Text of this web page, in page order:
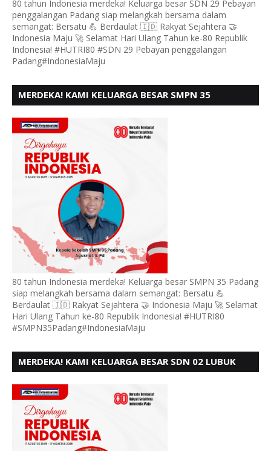
80 tahun Indonesia merdeka! Keluarga besar SDN 29 Pebayan
penggalangan Padang siap melangkah bersama dalam
semangat: Bersatu 💪 Berdaulat 🇮🇩 Rakyat Sejahtera 🤝
Indonesia Maju 🚀 Selamat Hari Ulang Tahun ke-80 Republik
Indonesia! #HUTRI80 #SDN 29 Pebayan penggalangan
Padang#IndonesiaMaju
MERDEKA! KAMI KELUARGA BESAR SMPN 35
80 tahun Indonesia merdeka! Keluarga besar SMPN 35 Padang
siap melangkah bersama dalam semangat: Bersatu 💪
Berdaulat 🇮🇩 Rakyat Sejahtera 🤝 Indonesia Maju 🚀 Selamat
Hari Ulang Tahun ke-80 Republik Indonesia! #HUTRI80
#SMPN35Padang#IndonesiaMaju
MERDEKA! KAMI KELUARGA BESAR SDN 02 LUBUK
HUT RI KE - 80,